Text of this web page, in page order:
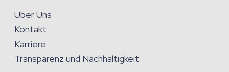
Über Uns
Kontakt
Karriere
Transparenz und Nachhaltigkeit